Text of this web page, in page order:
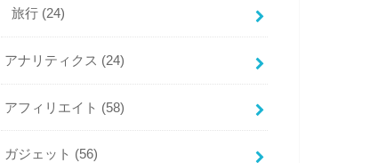
旅行 (24)
アナリティクス (24)
アフィリエイト (58)
ガジェット (56)